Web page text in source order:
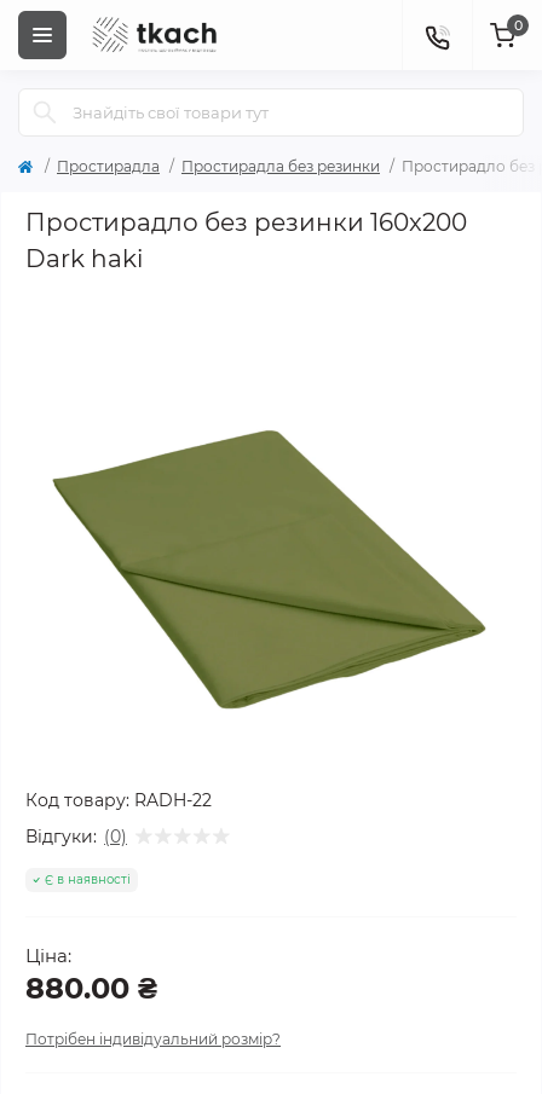
0
Простирадла Простирадла без резинки Простирадло без
Простирадло без резинки 160x200
Dark haki
Код товару: RADH-22
Відгуки: (0)
Є в наявності
Ціна:
880.00 ₴
Потрібен індивідуальний розмір?